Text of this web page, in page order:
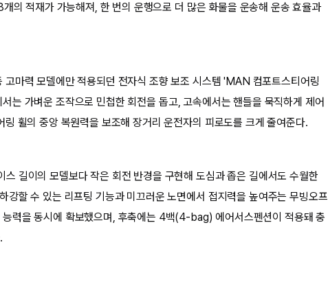
의 적재가 가능해져, 한 번의 운행으로 더 많은 화물을 운송해 운송 효율과
마력 모델에만 적용되던 전자식 조향 보조 시스템 'MAN 컴포트스티어링
가벼운 조작으로 민첩한 회전을 돕고, 고속에서는 핸들을 묵직하게 제어
휠의 중앙 복원력을 보조해 장거리 운전자의 피로도를 크게 줄여준다.
길이의 모델보다 작은 회전 반경을 구현해 도심과 좁은 길에서도 수월한
강할 수 있는 리프팅 기능과 미끄러운 노면에서 접지력을 높여주는 무빙오프
력을 동시에 확보했으며, 후축에는 4백(4-bag) 에어서스펜션이 적용돼 충